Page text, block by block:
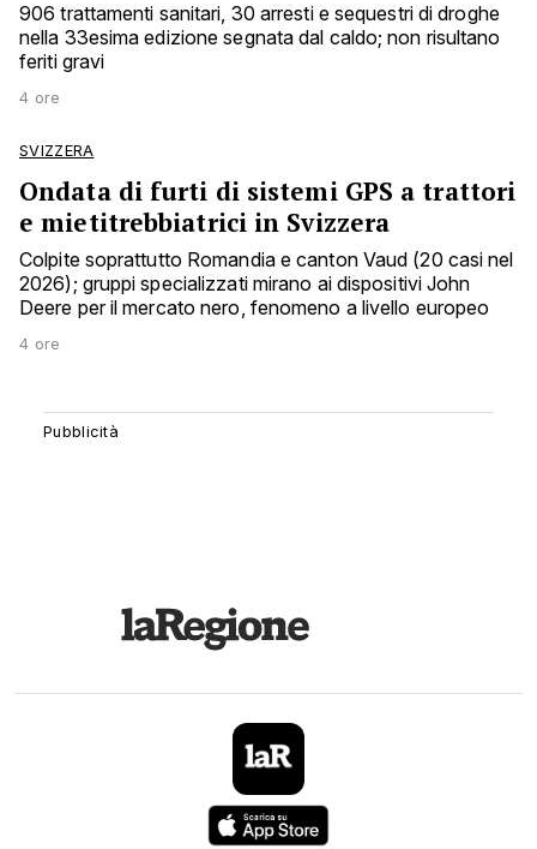
906 trattamenti sanitari, 30 arresti e sequestri di droghe
nella 33esima edizione segnata dal caldo; non risultano
feriti gravi
4 ore
SVIZZERA
Ondata di furti di sistemi GPS a trattori
e mietitrebbiatrici in Svizzera
Colpite soprattutto Romandia e canton Vaud (20 casi nel
2026); gruppi specializzati mirano ai dispositivi John
Deere per il mercato nero, fenomeno a livello europeo
4 ore